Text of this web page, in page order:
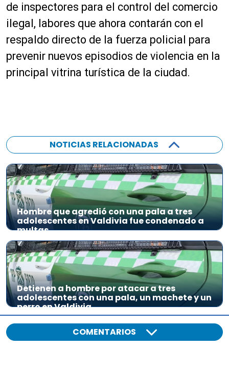
de inspectores para el control del comercio
ilegal, labores que ahora contarán con el
respaldo directo de la fuerza policial para
prevenir nuevos episodios de violencia en la
principal vitrina turística de la ciudad.
NOTICIAS RELACIONADAS
Hombre que agredió con una pala a tres
adolescentes en Valdivia fue condenado a
multas
Detienen a hombre por atacar a tres
adolescentes con una pala, un machete y un
perro en Valdivia
COMENTARIOS